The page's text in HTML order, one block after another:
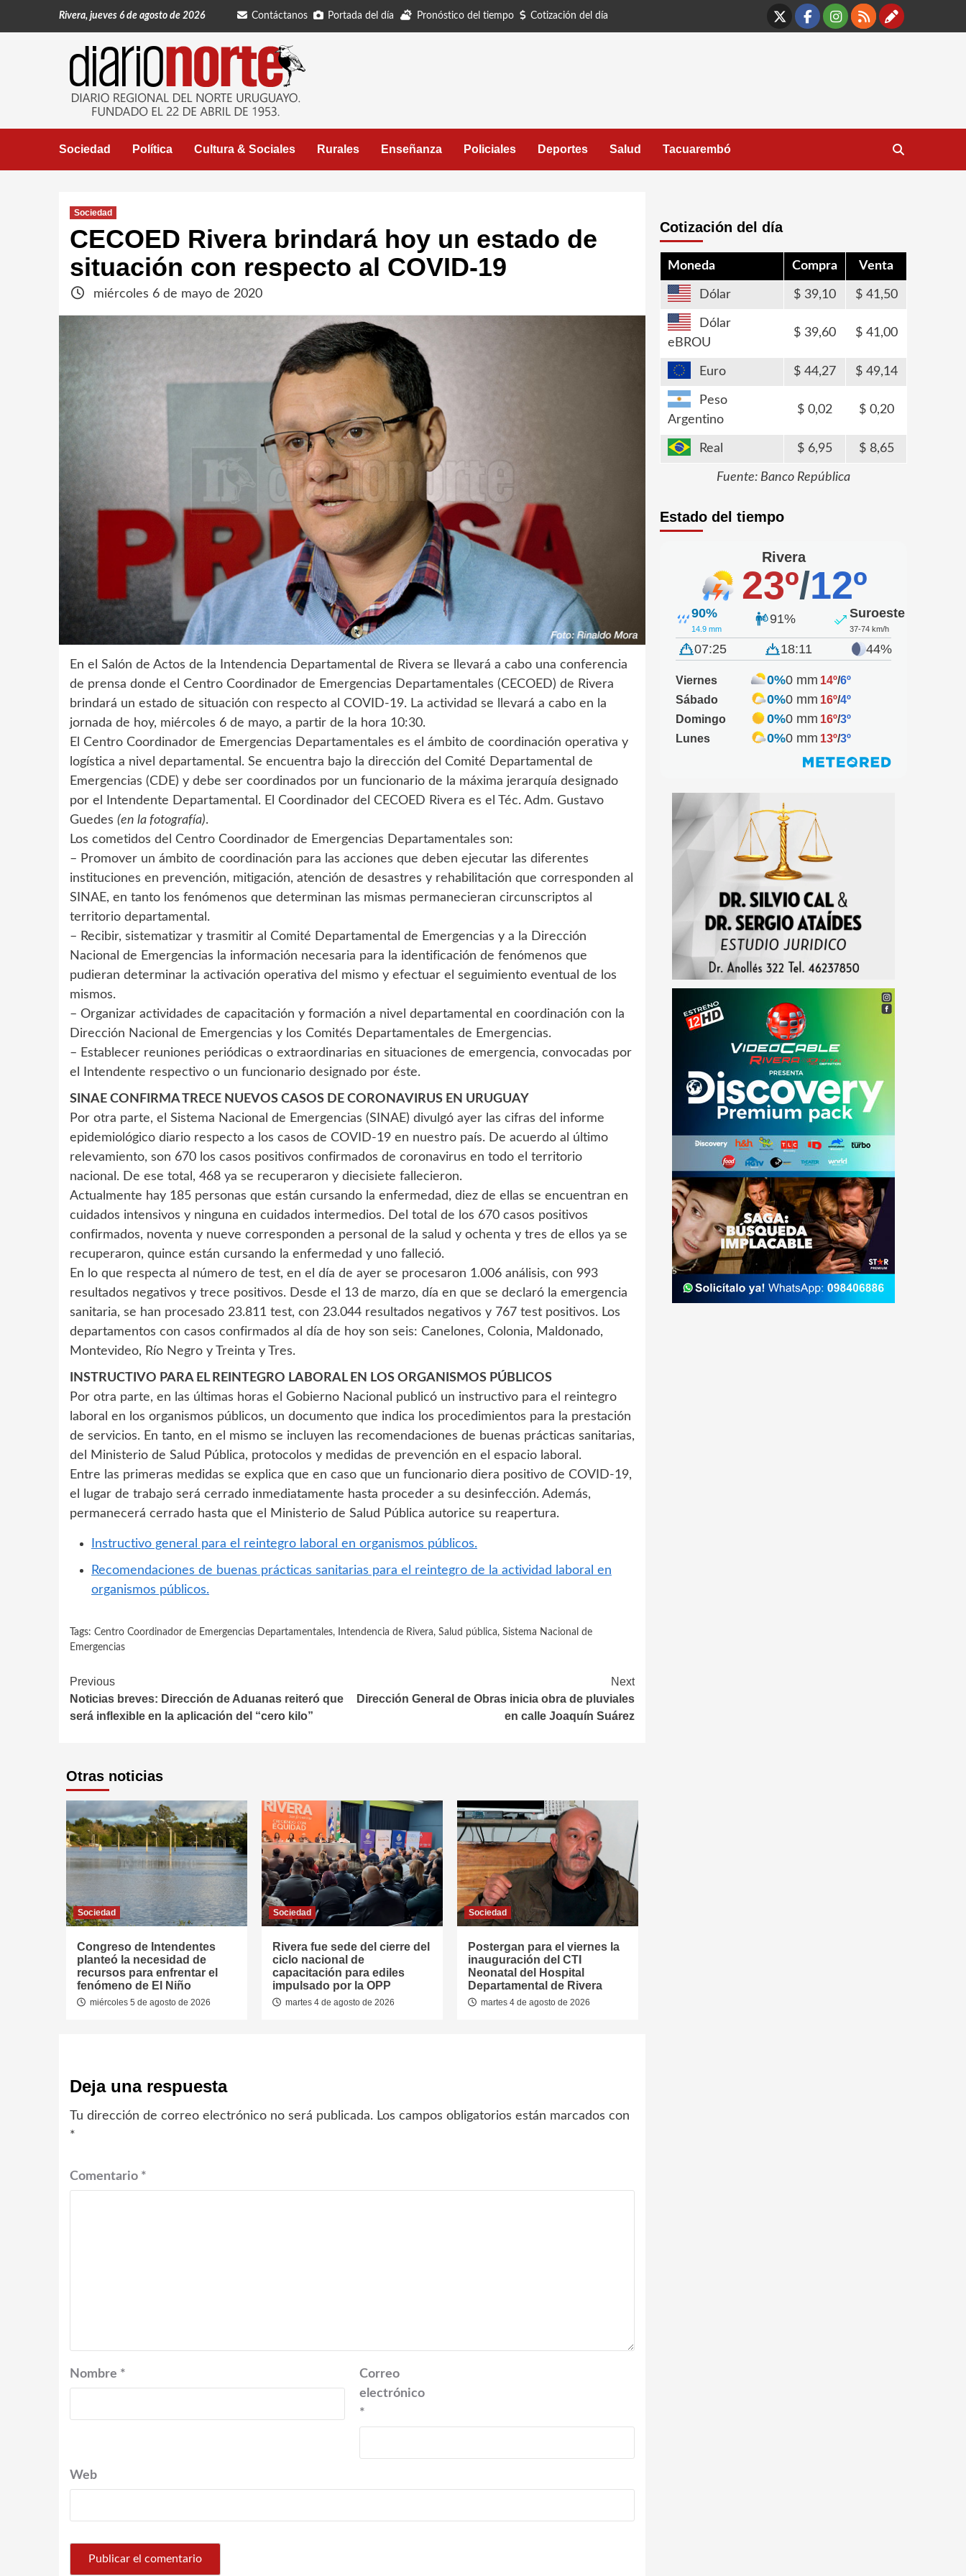
Rivera, jueves 6 de agosto de 2026 Contáctanos Portada del día Pronóstico del tiempo Cotización del día
X Facebook
Instagram
RSS
Sociedad Política Cultura & Sociales Rurales Enseñanza Policiales Deportes Salud Tacuarembó
Sociedad
CECOED Rivera brindará hoy un estado de
situación con respecto al COVID-19
miércoles 6 de mayo de 2020
En el Salón de Actos de la Intendencia Departamental de Rivera se llevará a cabo una conferencia
de prensa donde el Centro Coordinador de Emergencias Departamentales (CECOED) de Rivera
brindará un estado de situación con respecto al COVID-19. La actividad se llevará a cabo en la
jornada de hoy, miércoles 6 de mayo, a partir de la hora 10:30.
El Centro Coordinador de Emergencias Departamentales es el ámbito de coordinación operativa y
logística a nivel departamental. Se encuentra bajo la dirección del Comité Departamental de
Emergencias (CDE) y debe ser coordinados por un funcionario de la máxima jerarquía designado
por el Intendente Departamental. El Coordinador del CECOED Rivera es el Téc. Adm. Gustavo
Guedes (en la fotografía).
Los cometidos del Centro Coordinador de Emergencias Departamentales son:
– Promover un ámbito de coordinación para las acciones que deben ejecutar las diferentes
instituciones en prevención, mitigación, atención de desastres y rehabilitación que corresponden al
SINAE, en tanto los fenómenos que determinan las mismas permanecieran circunscriptos al
territorio departamental.
– Recibir, sistematizar y trasmitir al Comité Departamental de Emergencias y a la Dirección
Nacional de Emergencias la información necesaria para la identificación de fenómenos que
pudieran determinar la activación operativa del mismo y efectuar el seguimiento eventual de los
mismos.
– Organizar actividades de capacitación y formación a nivel departamental en coordinación con la
Dirección Nacional de Emergencias y los Comités Departamentales de Emergencias.
– Establecer reuniones periódicas o extraordinarias en situaciones de emergencia, convocadas por
el Intendente respectivo o un funcionario designado por éste.
SINAE CONFIRMA TRECE NUEVOS CASOS DE CORONAVIRUS EN URUGUAY
Por otra parte, el Sistema Nacional de Emergencias (SINAE) divulgó ayer las cifras del informe
epidemiológico diario respecto a los casos de COVID-19 en nuestro país. De acuerdo al último
relevamiento, son 670 los casos positivos confirmados de coronavirus en todo el territorio
nacional. De ese total, 468 ya se recuperaron y diecisiete fallecieron.
Actualmente hay 185 personas que están cursando la enfermedad, diez de ellas se encuentran en
cuidados intensivos y ninguna en cuidados intermedios. Del total de los 670 casos positivos
confirmados, noventa y nueve corresponden a personal de la salud y ochenta y tres de ellos ya se
recuperaron, quince están cursando la enfermedad y uno falleció.
En lo que respecta al número de test, en el día de ayer se procesaron 1.006 análisis, con 993
resultados negativos y trece positivos. Desde el 13 de marzo, día en que se declaró la emergencia
sanitaria, se han procesado 23.811 test, con 23.044 resultados negativos y 767 test positivos. Los
departamentos con casos confirmados al día de hoy son seis: Canelones, Colonia, Maldonado,
Montevideo, Río Negro y Treinta y Tres.
INSTRUCTIVO PARA EL REINTEGRO LABORAL EN LOS ORGANISMOS PÚBLICOS
Por otra parte, en las últimas horas el Gobierno Nacional publicó un instructivo para el reintegro
laboral en los organismos públicos, un documento que indica los procedimientos para la prestación
de servicios. En tanto, en el mismo se incluyen las recomendaciones de buenas prácticas sanitarias,
del Ministerio de Salud Pública, protocolos y medidas de prevención en el espacio laboral.
Entre las primeras medidas se explica que en caso que un funcionario diera positivo de COVID-19,
el lugar de trabajo será cerrado inmediatamente hasta proceder a su desinfección. Además,
permanecerá cerrado hasta que el Ministerio de Salud Pública autorice su reapertura.
Instructivo general para el reintegro laboral en organismos públicos.
Recomendaciones de buenas prácticas sanitarias para el reintegro de la actividad laboral en
organismos públicos.
Tags: Centro Coordinador de Emergencias Departamentales, Intendencia de Rivera, Salud pública, Sistema Nacional de
Emergencias
Continue
Reading
Previous
Noticias breves: Dirección de Aduanas reiteró que
será inflexible en la aplicación del “cero kilo”
Next
Dirección General de Obras inicia obra de pluviales
en calle Joaquín Suárez
Otras noticias
Sociedad
Congreso de Intendentes
planteó la necesidad de
recursos para enfrentar el
fenómeno de El Niño
miércoles 5 de agosto de 2026
Sociedad
Rivera fue sede del cierre del
ciclo nacional de
capacitación para ediles
impulsado por la OPP
martes 4 de agosto de 2026
Sociedad
Postergan para el viernes la
inauguración del CTI
Neonatal del Hospital
Departamental de Rivera
martes 4 de agosto de 2026
Deja una respuesta
Tu dirección de correo electrónico no será publicada. Los campos obligatorios están marcados con
*
Comentario *
Nombre *
Correo
electrónico
*
Web
Cotización del día
Moneda Compra Venta
Dólar 39,10 41,50
Dólar
eBROU
39,60 41,00
Euro 44,27 49,14
Peso
Argentino
0,02 0,20
Real 6,95 8,65
Fuente: Banco República
Estado del tiempo
Rivera
23º/12º
90%
14.9 mm
91% Suroeste
37-74 km/h
07:25 18:11 44%
Viernes 0%0 mm 14º/6º
Sábado
0%0 mm 16º/4º
Domingo
0%0 mm 16º/3º
Lunes
0%0 mm 13º/3º